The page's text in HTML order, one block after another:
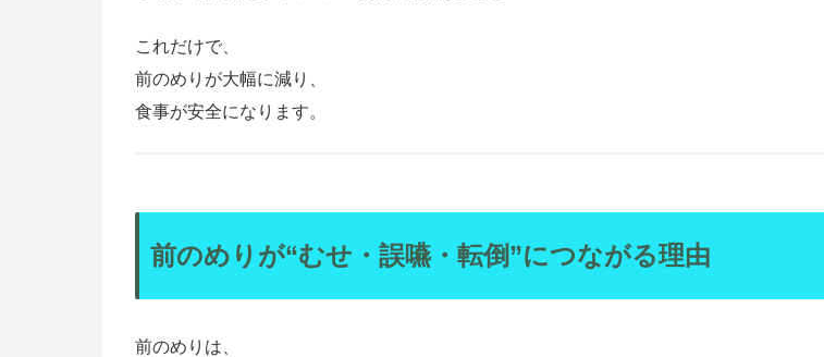
これだけで、
前のめりが大幅に減り、
食事が安全になります。
前のめりが“むせ・誤嚥・転倒”につながる理由
前のめりは、